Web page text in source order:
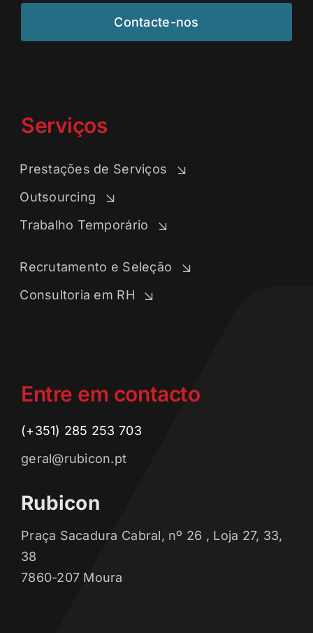
Contacte-nos
Serviços
Prestações de Serviços
Outsourcing
Trabalho Temporário
Recrutamento e Seleção
Consultoria em RH
Entre em contacto
(+351) 285 253 703
geral@rubicon.pt
Rubicon
Praça Sacadura Cabral, nº 26 , Loja 27, 33,
38
7860-207 Moura